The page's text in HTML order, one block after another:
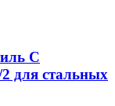
С
стальных